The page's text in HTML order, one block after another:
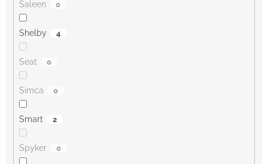
Saleen 0
Shelby 4
Seat 0
Simca 0
Smart 2
Spyker 0